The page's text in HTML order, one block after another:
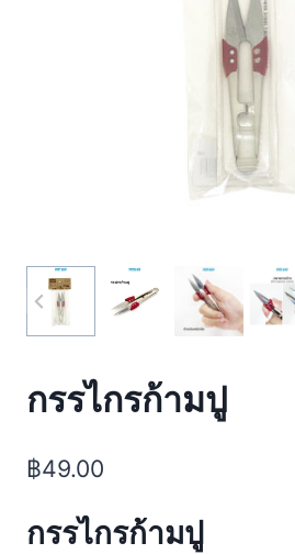
กรรไกรก้ามปู
฿49.00
กรรไกรก้ามปู